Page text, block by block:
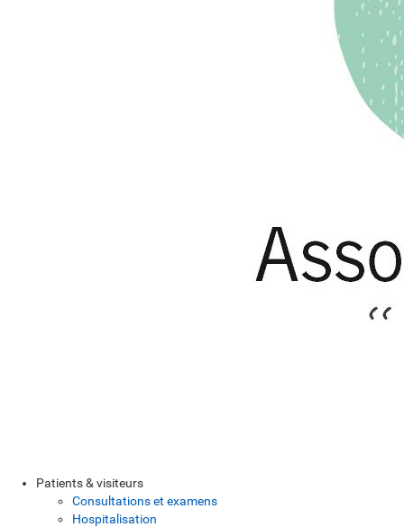
Patients & visiteurs
Consultations et examens
Hospitalisation